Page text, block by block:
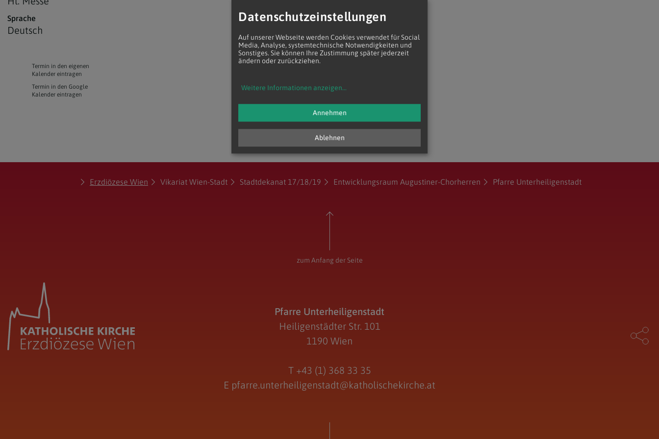
Sprache
Deutsch
Termin in den eigenen
Kalender eintragen
Termin in den Google
Kalender eintragen
Erzdiözese Wien Vikariat Wien-Stadt Stadtdekanat 17/18/19 Entwicklungsraum Augustiner-Chorherren Pfarre Unterheiligenstadt
zum Anfang der Seite
Pfarre Unterheiligenstadt
Heiligenstädter Str. 101
1190 Wien
T +43 (1) 368 33 35
E pfarre.unterheiligenstadt@katholischekirche.at
Datenschutzeinstellungen
Auf unserer Webseite werden Cookies verwendet für Social
Media, Analyse, systemtechnische Notwendigkeiten und
Sonstiges. Sie können Ihre Zustimmung später jederzeit
ändern oder zurückziehen.
Weitere Informationen anzeigen...
Ablehnen
Annehmen